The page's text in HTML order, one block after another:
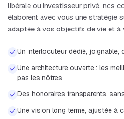
libérale ou investisseur privé, nos
élaborent avec vous une stratégie
adaptée à vos objectifs de vie et à
Un interlocuteur dédié, joignable,
Une architecture ouverte : les
pas les nôtres
Des honoraires transparents,
Une vision long terme, ajustée à